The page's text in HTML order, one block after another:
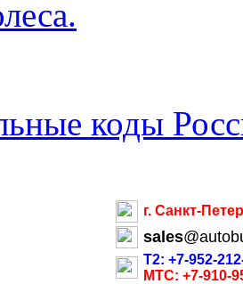
коды
г. Санкт-
sales@
Т2: +7-952-
МТС: +7-910-